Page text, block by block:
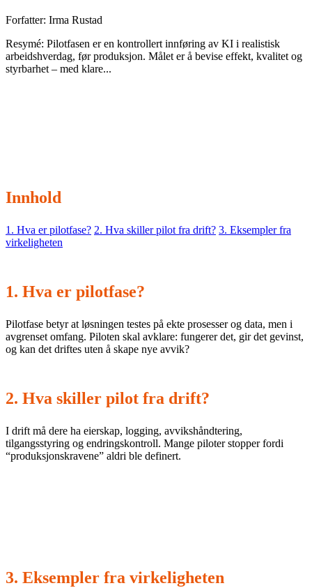
Forfatter: Irma Rustad
Resymé: Pilotfasen er en kontrollert innføring av KI i realistisk
arbeidshverdag, før produksjon. Målet er å bevise effekt, kvalitet og
styrbarhet – med klare...
Innhold
1. Hva er pilotfase? 2. Hva skiller pilot fra drift? 3. Eksempler fra
virkeligheten
1. Hva er pilotfase?
Pilotfase betyr at løsningen testes på ekte prosesser og data, men i
avgrenset omfang. Piloten skal avklare: fungerer det, gir det gevinst,
og kan det driftes uten å skape nye avvik?
2. Hva skiller pilot fra drift?
I drift må dere ha eierskap, logging, avvikshåndtering,
tilgangsstyring og endringskontroll. Mange piloter stopper fordi
“produksjonskravene” aldri ble definert.
3. Eksempler fra virkeligheten